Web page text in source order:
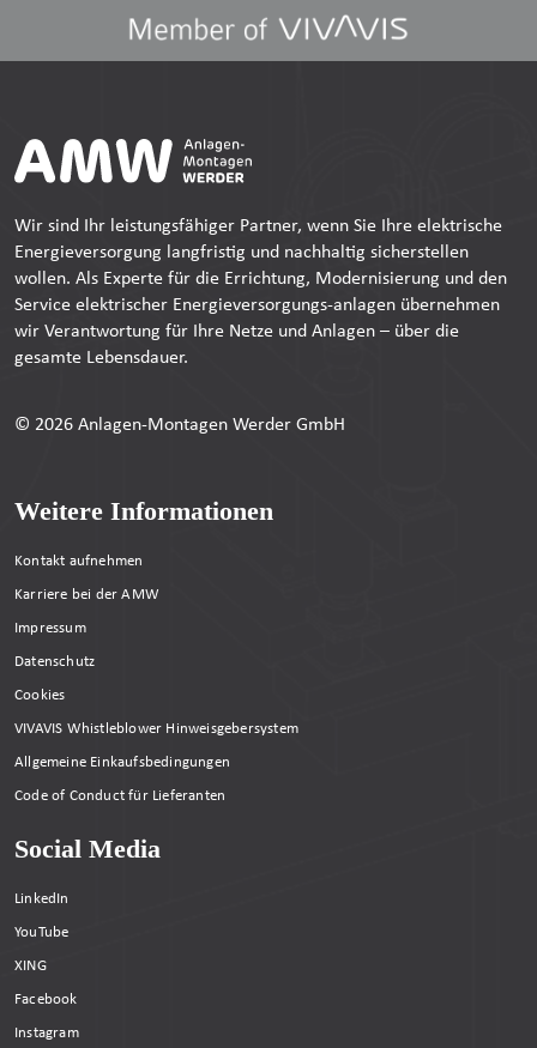
Wir sind Ihr leistungsfähiger Partner, wenn Sie Ihre elektrische
Energieversorgung langfristig und nachhaltig sicherstellen
wollen. Als Experte für die Errichtung, Modernisierung und den
Service elektrischer Energieversorgungs-anlagen übernehmen
wir Verantwortung für Ihre Netze und Anlagen – über die
gesamte Lebensdauer.
© 2026 Anlagen-Montagen Werder GmbH
Weitere Informationen
Kontakt aufnehmen
Karriere bei der AMW
Impressum
Datenschutz
Cookies
VIVAVIS Whistleblower Hinweisgebersystem
Allgemeine Einkaufsbedingungen
Code of Conduct für Lieferanten
Social Media
LinkedIn
YouTube
XING
Facebook
Instagram